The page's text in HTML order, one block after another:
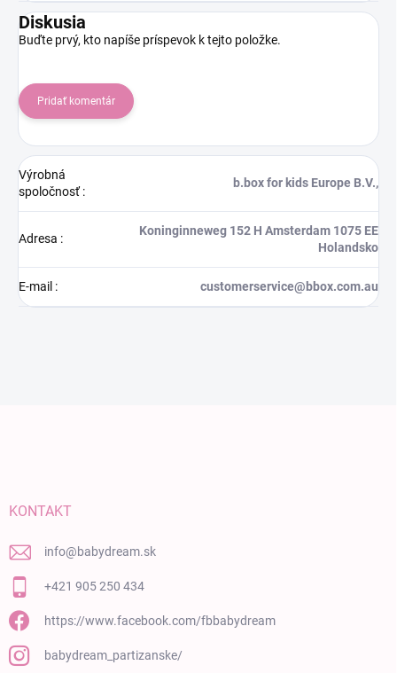
Diskusia
Buďte prvý, kto napíše príspevok k tejto položke.
Pridať komentár
Výrobná
spoločnosť:
b.box for kids Europe B.V.,
Adresa :
Koninginneweg 152 H Amsterdam 1075 EE
Holandsko
E-mail : customerservice@bbox.com.au
KONTAKT
info@babydream.sk
+421 905 250 434
https://www.facebook.com/fbbabydream
babydream_partizanske/